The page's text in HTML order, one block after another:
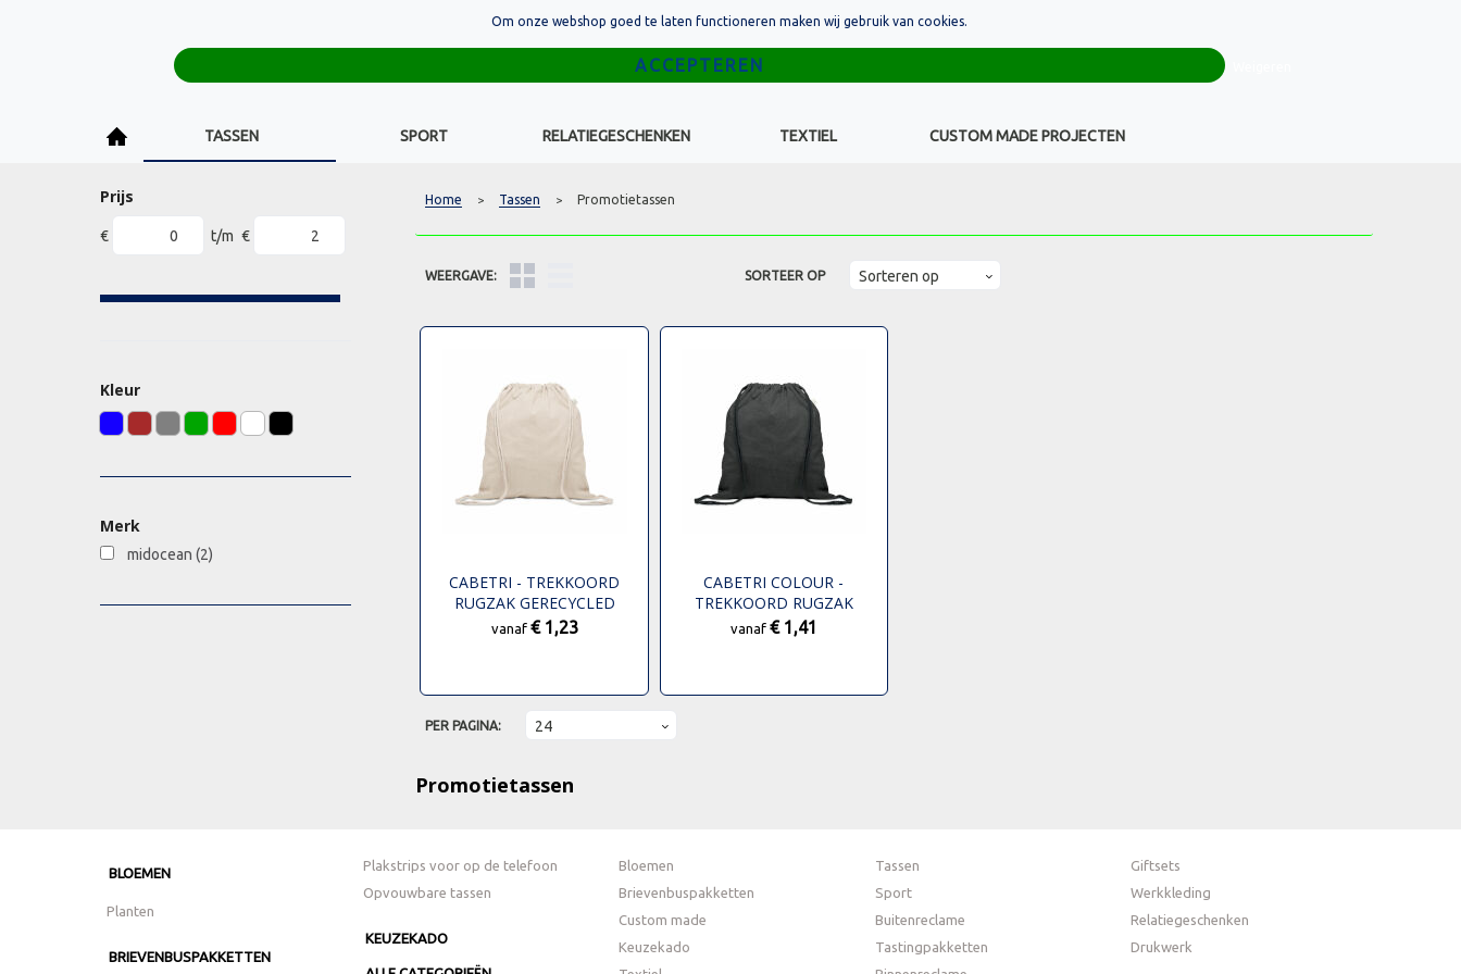
+32(0)16 43 54 19
TASSEN SPORT RELATIEGESCHENKEN TEXTIEL CUSTOM MADE PROJECTEN
Prijs
€ t/m €
Kleur
Merk
midocean (2)
Home > Tassen > Promotietassen
WEERGAVE: SORTEER OP
CABETRI - TREKKOORD
RUGZAK GERECYCLED
vanaf € 1,23
CABETRI COLOUR -
TREKKOORD RUGZAK
GERECYCLED
vanaf € 1,41
PER PAGINA:
Promotietassen
BLOEMEN
Planten
BRIEVENBUSPAKKETTEN
Plakstrips voor op de telefoon
Opvouwbare tassen
KEUZEKADO
Bloemen
Brievenbuspakketten
Custom made
Keuzekado
Tassen
Sport
Buitenreclame
Tastingpakketten
Giftsets
Werkkleding
Relatiegeschenken
Drukwerk
Om onze webshop goed te laten functioneren maken wij gebruik van cookies.